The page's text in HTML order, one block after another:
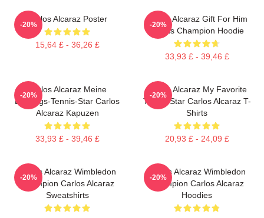
Carlos Alcaraz Poster
15,64 £ - 36,26 £
-20%
Carlos Alcaraz Gift For Him
Tennis Champion Hoodie
33,93 £ - 39,46 £
-20%
Carlos Alcaraz Meine
Lieblings-Tennis-Star Carlos
Alcaraz Kapuzen
33,93 £ - 39,46 £
-20%
Carlos Alcaraz My Favorite
Tennis Star Carlos Alcaraz T-
Shirts
20,93 £ - 24,09 £
-20%
Carlos Alcaraz Wimbledon
Champion Carlos Alcaraz
Sweatshirts
-20%
Carlos Alcaraz Wimbledon
Champion Carlos Alcaraz
Hoodies
-20%